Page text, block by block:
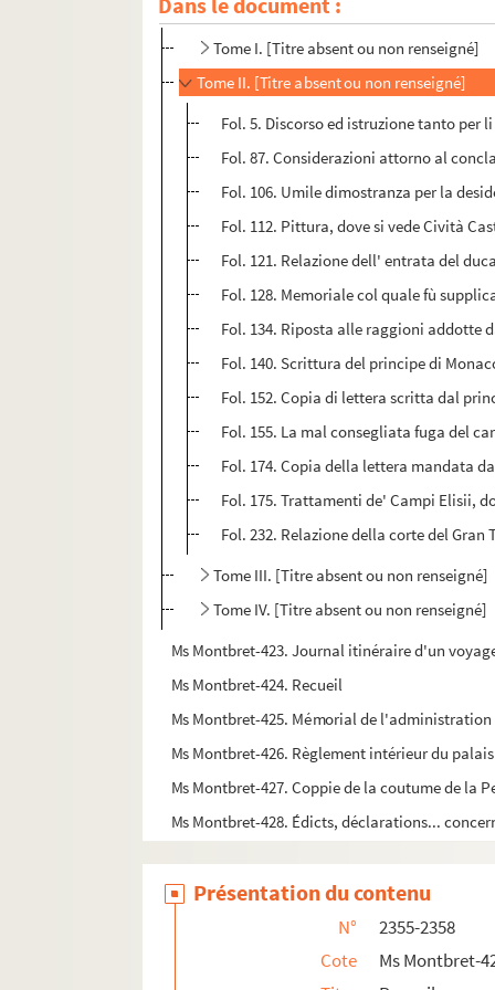
Ms Montbret-422. Recueil
Tome I. [Titre absent ou non renseigné]
Tome II. [Titre absent ou non renseigné]
Fol. 5. Discorso ed istruzione tanto
Fol. 87. Considerazioni attorno al
Fol. 106. Umile dimostranza per la
Fol. 112. Pittura, dove si vede Cività
Fol. 121. Relazione dell' entrata del
Fol. 128. Memoriale col quale fù
Fol. 134. Riposta alle raggioni addotte
Fol. 140. Scrittura del principe di
Fol. 152. Copia di lettera scritta dal
Fol. 155. La mal consegliata fuga del
Fol. 174. Copia della lettera mandata
Fol. 175. Trattamenti de' Campi Elisii,
Fol. 232. Relazione della corte del
Tome III. [Titre absent ou non renseigné]
Tome IV. [Titre absent ou non renseigné]
Ms Montbret-423. Journal itinéraire d'un
Ms Montbret-424. Recueil
Ms Montbret-425. Mémorial de
Ms Montbret-426. Règlement intérieur du
Ms Montbret-427. Coppie de la coutume de la
Ms Montbret-428. Édicts, déclarations...
Ms Montbret-430. Les coutûmes du bailliage
Ms Montbret-431. Instruzioni, ordini e leggi
Ms Montbret-432. Capitulare, id est
Présentation du contenu
N°
2355-2358
Cote
Ms Montbret-